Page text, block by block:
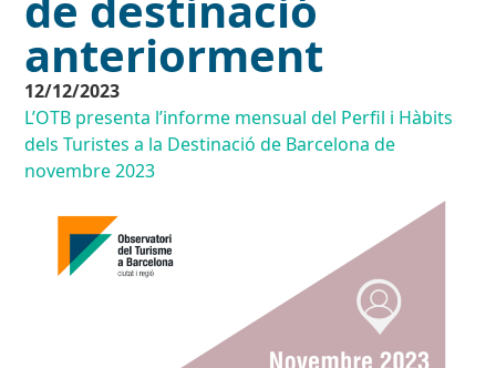
anteriorment
12/12/2023
L’OTB presenta l’informe mensual del Perfil i Hàbits
dels Turistes a la Destinació de Barcelona de
novembre 2023